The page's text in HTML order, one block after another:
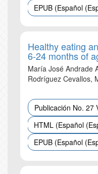
EPUB (Español
Healthy eating
6-24 months of
María José Andrade
Rodríguez Cevallos,
Publicación No. 27
HTML (Español
EPUB (Español